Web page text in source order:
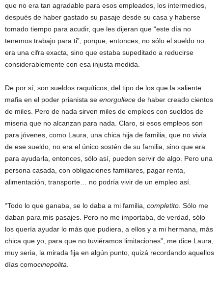
que no era tan agradable para esos empleados, los intermedios,
después de haber gastado su pasaje desde su casa y haberse
tomado tiempo para acudir, que les dijeran que “este día no
tenemos trabajo para ti”, porque, entonces, no sólo el sueldo no
era una cifra exacta, sino que estaba supeditado a reducirse
considerablemente con esa injusta medida.
De por sí, son sueldos raquíticos, del tipo de los que la saliente
mafia en el poder prianista se enorgullece de haber creado cientos
de miles. Pero de nada sirven miles de empleos con sueldos de
miseria que no alcanzan para nada. Claro, si esos empleos son
para jóvenes, como Laura, una chica hija de familia, que no vivía
de ese sueldo, no era el único sostén de su familia, sino que era
para ayudarla, entonces, sólo así, pueden servir de algo. Pero una
persona casada, con obligaciones familiares, pagar renta,
alimentación, transporte… no podría vivir de un empleo así.
“Todo lo que ganaba, se lo daba a mi familia, completito . Sólo me
daban para mis pasajes. Pero no me importaba, de verdad, sólo
los quería ayudar lo más que pudiera, a ellos y a mi hermana, más
chica que yo, para que no tuviéramos limitaciones”, me dice Laura,
muy seria, la mirada fija en algún punto, quizá recordando aquellos
días comocinepolita